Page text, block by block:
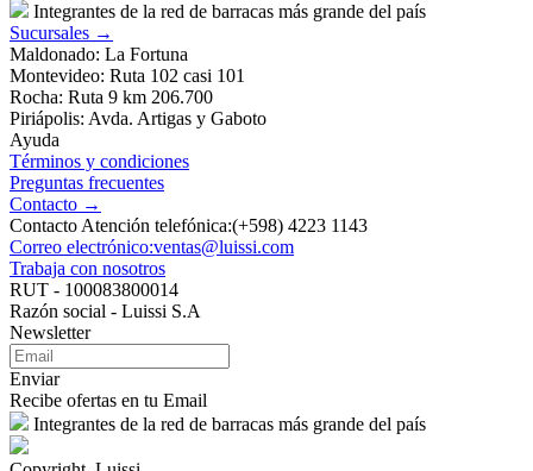
Integrantes de la red de barracas más grande del país
Sucursales →
Maldonado: La Fortuna
Montevideo: Ruta 102 casi 101
Rocha: Ruta 9 km 206.700
Piriápolis: Avda. Artigas y Gaboto
Ayuda
Términos y condiciones
Preguntas frecuentes
Contacto →
Contacto Atención telefónica:(+598) 4223 1143
Correo electrónico:ventas@luissi.com
Trabaja con nosotros
RUT - 100083800014
Razón social - Luissi S.A
Newsletter
Enviar
Recibe ofertas en tu Email
Integrantes de la red de barracas más grande del país